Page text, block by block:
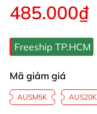
485.000₫
Freeship TP.HCM
Mã giảm giá
AUSM5K AUS20K